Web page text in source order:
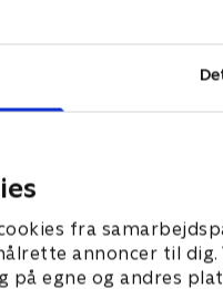
fra
annoncer til
egne og andres
bliver syg efter en